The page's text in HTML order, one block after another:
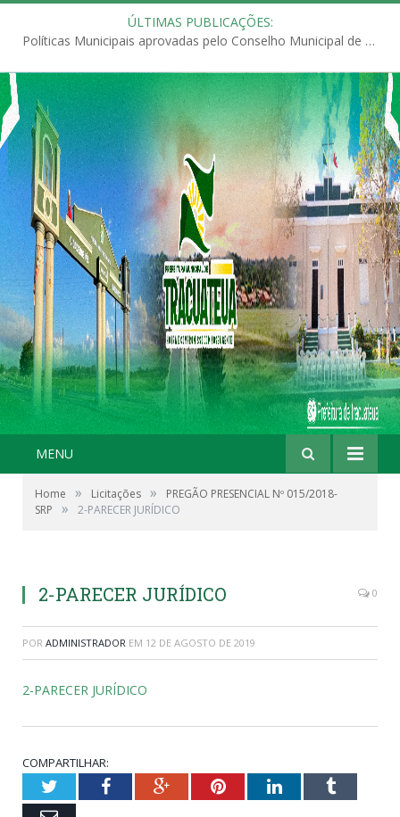
ÚLTIMAS PUBLICAÇÕES:
Políticas Municipais aprovadas pelo Conselho Municipal de Educação (CME)
MENU
Home » Licitações »
PREGÃO PRESENCIAL Nº 015/2018-
SRP
» 2-PARECER JURÍDICO
2-PARECER JURÍDICO 0
POR ADMINISTRADOR EM 12 DE AGOSTO DE 2019
2-PARECER JURÍDICO
COMPARTILHAR:
TwitterFacebookGoogle+PinterestLinkedInTumblr